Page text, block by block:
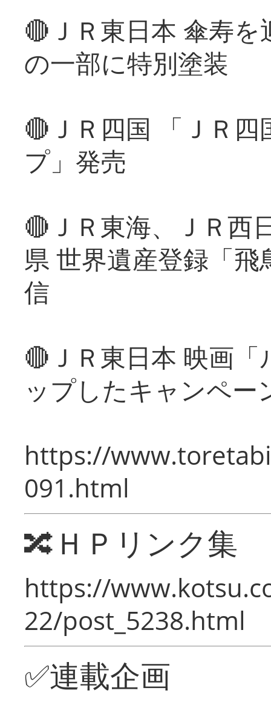
🔴ＪＲ東日本 傘寿
の一部に特別塗装
🔴ＪＲ四国 「ＪＲ
プ」発売
🔴ＪＲ東海、ＪＲ西
県 世界遺産登録「
信
🔴ＪＲ東日本 映画
ップしたキャンペー
https://
091.html
🔀ＨＰリンク集
https://
22/post_5238.html
✅連載企画